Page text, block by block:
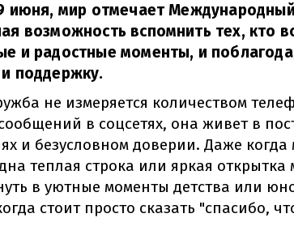
июня, мир отмечает Международный
возможность вспомнить тех, кто
и радостные моменты, и
поддержку.
не измеряется количеством
в соцсетях, она живет в
и безусловном доверии. Даже когда
теплая строка или яркая открытка
в уютные моменты детства или
стоит просто сказать "спасибо,